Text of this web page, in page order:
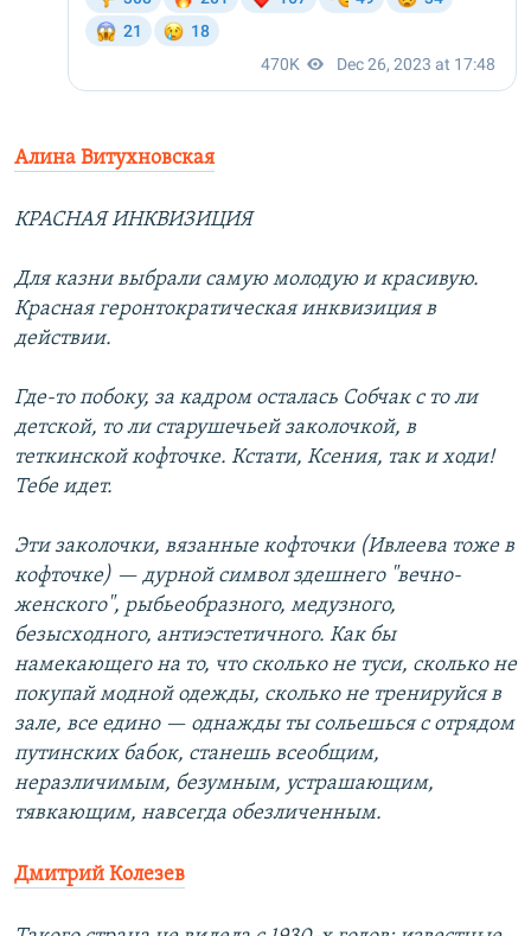
Алина Витухновская
КРАСНАЯ ИНКВИЗИЦИЯ
Для казни выбрали самую молодую и красивую.
Красная геронтократическая инквизиция в
действии.
Где-то побоку, за кадром осталась Собчак с то ли
детской, то ли старушечьей заколочкой, в
теткинской кофточке. Кстати, Ксения, так и ходи!
Тебе идет.
Эти заколочки, вязанные кофточки (Ивлеева тоже в
кофточке) — дурной символ здешнего "вечно-
женского", рыбьеобразного, медузного,
безысходного, антиэстетичного. Как бы
намекающего на то, что сколько не туси, сколько не
покупай модной одежды, сколько не тренируйся в
зале, все едино — однажды ты сольешься с отрядом
путинских бабок, станешь всеобщим,
неразличимым, безумным, устрашающим,
тявкающим, навсегда обезличенным.
Дмитрий Колезев